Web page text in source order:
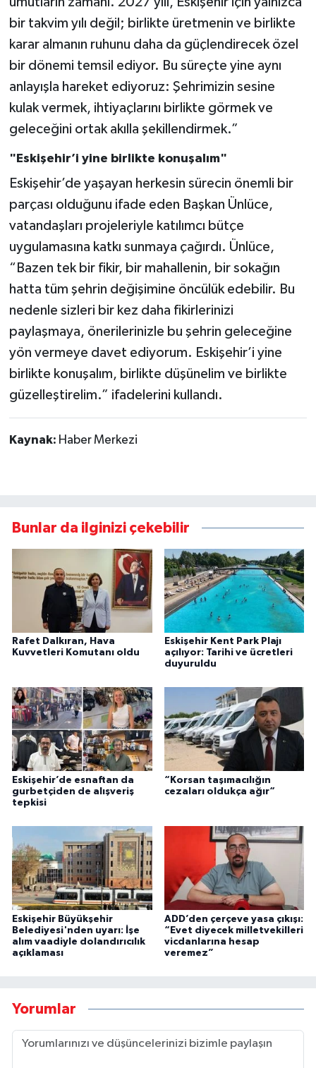
bir takvim yılı değil; birlikte üretmenin ve birlikte
karar almanın ruhunu daha da güçlendirecek özel
bir dönemi temsil ediyor. Bu süreçte yine aynı
anlayışla hareket ediyoruz: Şehrimizin sesine
kulak vermek, ihtiyaçlarını birlikte görmek ve
geleceğini ortak akılla şekillendirmek.”
"Eskişehir’i yine birlikte konuşalım"
Eskişehir’de yaşayan herkesin sürecin önemli bir
parçası olduğunu ifade eden Başkan Ünlüce,
vatandaşları projeleriyle katılımcı bütçe
uygulamasına katkı sunmaya çağırdı. Ünlüce,
“Bazen tek bir fikir, bir mahallenin, bir sokağın
hatta tüm şehrin değişimine öncülük edebilir. Bu
nedenle sizleri bir kez daha fikirlerinizi
paylaşmaya, önerilerinizle bu şehrin geleceğine
yön vermeye davet ediyorum. Eskişehir’i yine
birlikte konuşalım, birlikte düşünelim ve birlikte
güzelleştirelim.” ifadelerini kullandı.
Kaynak: Haber Merkezi
Bunlar da ilginizi çekebilir
Rafet Dalkıran, Hava
Kuvvetleri Komutanı oldu
Eskişehir Kent Park Plajı
açılıyor: Tarihi ve ücretleri
duyuruldu
Eskişehir’de esnaftan da
gurbetçiden de alışveriş
tepkisi
“Korsan taşımacılığın
cezaları oldukça ağır“
Eskişehir Büyükşehir
Belediyesi'nden uyarı: İşe
alım vaadiyle dolandırıcılık
açıklaması
ADD’den çerçeve yasa çıkışı:
“Evet diyecek milletvekilleri
vicdanlarına hesap
veremez”
Yorumlar